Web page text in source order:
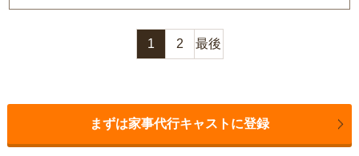
1 2 最後
まずは家事代行キャストに登録